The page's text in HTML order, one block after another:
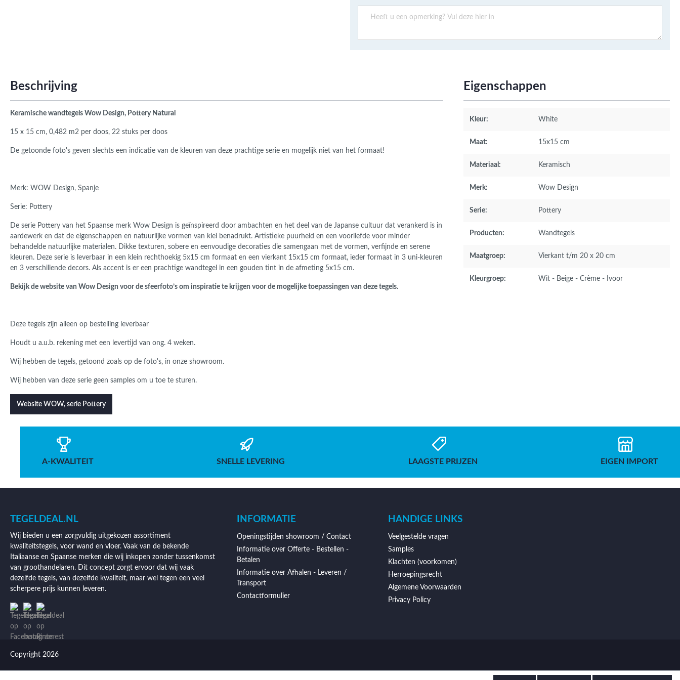
Beschrijving
Keramische wandtegels Wow Design, Pottery Natural
15 x 15 cm, 0,482 m2 per doos, 22 stuks per doos
De getoonde foto's geven slechts een indicatie van de kleuren van deze prachtige serie en mogelijk niet van het formaat!
Merk: WOW Design, Spanje
Serie: Pottery
De serie Pottery van het Spaanse merk Wow Design is geïnspireerd door ambachten en het deel van de Japanse cultuur dat verankerd is in
aardewerk en dat de eigenschappen en natuurlijke vormen van klei benadrukt. Artistieke puurheid en een voorliefde voor minder
behandelde natuurlijke materialen. Dikke texturen, sobere en eenvoudige decoraties die samengaan met de vormen, verfijnde en serene
kleuren. Deze serie is leverbaar in een klein rechthoekig 5x15 cm formaat en een vierkant 15x15 cm formaat, ieder formaat in 3 uni-kleuren
en 3 verschillende decors. Als accent is er een prachtige wandtegel in een gouden tint in de afmeting 5x15 cm.
Bekijk de website van Wow Design voor de sfeerfoto’s om inspiratie te krijgen voor de mogelijke toepassingen van deze tegels.
Deze tegels zijn alleen op bestelling leverbaar
Houdt u a.u.b. rekening met een levertijd van ong. 4 weken.
Wij hebben de tegels, getoond zoals op de foto's, in onze showroom.
Wij hebben van deze serie geen samples om u toe te sturen.
Website WOW, serie Pottery
Eigenschappen
Kleur: White
Maat: 15x15 cm
Materiaal: Keramisch
Merk: Wow Design
Serie: Pottery
Producten: Wandtegels
Maatgroep: Vierkant t/m 20 x 20 cm
Kleurgroep: Wit - Beige - Crème - Ivoor
A-KWALITEIT SNELLE LEVERING LAAGSTE PRIJZEN EIGEN IMPORT
TEGELDEAL.NL
Wij bieden u een zorgvuldig uitgekozen assortiment
kwaliteitstegels, voor wand en vloer. Vaak van de bekende
Italiaanse en Spaanse merken die wij inkopen zonder tussenkomst
van groothandelaren. Dit concept zorgt ervoor dat wij vaak
dezelfde tegels, van dezelfde kwaliteit, maar wel tegen een veel
scherpere prijs kunnen leveren.
INFORMATIE
Openingstijden showroom / Contact
Informatie over Offerte - Bestellen -
Betalen
Informatie over Afhalen - Leveren /
Transport
Contactformulier
HANDIGE LINKS
Veelgestelde vragen
Samples
Klachten (voorkomen)
Herroepingsrecht
Algemene Voorwaarden
Privacy Policy
Copyright 2026